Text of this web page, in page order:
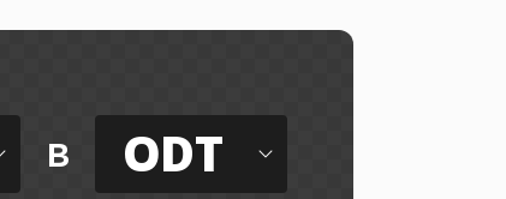
в ODT